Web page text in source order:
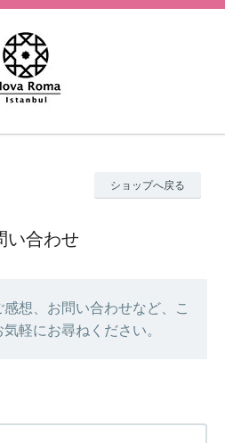
ショップへ戻る
い合わせ
想、お問い合わせなど、こ
軽にお尋ねください。